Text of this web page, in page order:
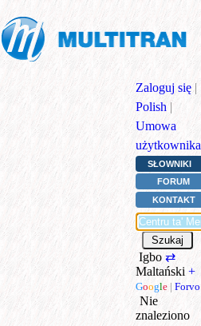
Zaloguj się |
Polish |
Umowa
użytkownika
SŁOWNIKI
FORUM
KONTAKT
Igbo ⇄
Maltański +
Google | Forvo
Nie
znaleziono